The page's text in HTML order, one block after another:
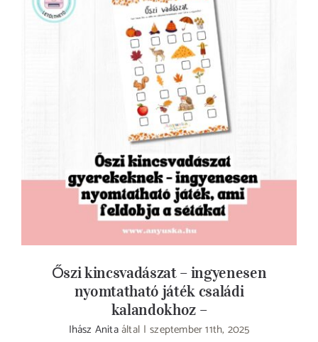
Őszi kincsvadászat – ingyenesen
nyomtatható játék családi kalandokhoz –
Őszi kincsvadászat – ingyenesen
nyomtatható játék családi
kalandokhoz –
Ihász Anitaáltal | szeptember 11th, 2025